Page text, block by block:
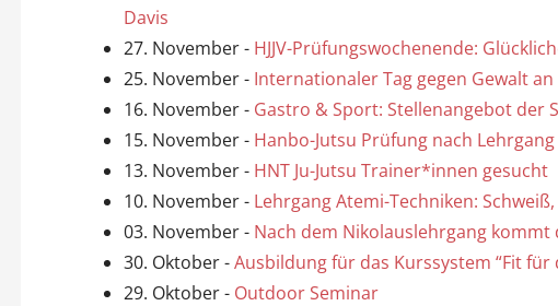
Davis
27. November- HJJV-Prüfungswochenende:
25. November- Internationaler Tag gegen Gewalt an
16. November- Gastro & Sport: Stellenangebot der
15. November- Hanbo-Jutsu Prüfung nach Lehrgang
13. November- HNT Ju-Jutsu Trainer*innen gesucht
10. November- Lehrgang Atemi-Techniken:
03. November- Nach dem Nikolauslehrgang
30. Oktober-Ausbildung für das Kurssystem “Fit für
29. Oktober- Outdoor Seminar